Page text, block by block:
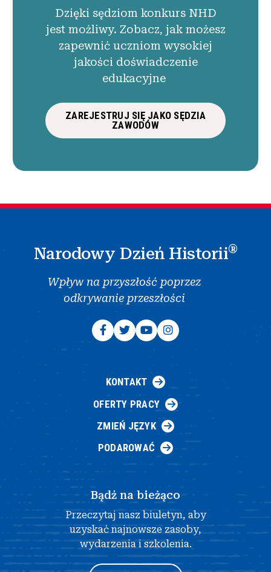
Dzięki sędziom konkurs NHD
jest możliwy. Zobacz, jak możesz
zapewnić uczniom wysokiej
jakości doświadczenie
edukacyjne
ZAREJESTRUJ SIĘ JAKO SĘDZIA
ZAWODÓW
Narodowy Dzień Historii®
Wpływ na przyszłość poprzez
odkrywanie przeszłości
KONTAKT
OFERTY PRACY
ZMIEŃ JĘZYK
PODAROWAĆ
Bądź na bieżąco
Przeczytaj nasz biuletyn, aby
uzyskać najnowsze zasoby,
wydarzenia i szkolenia.